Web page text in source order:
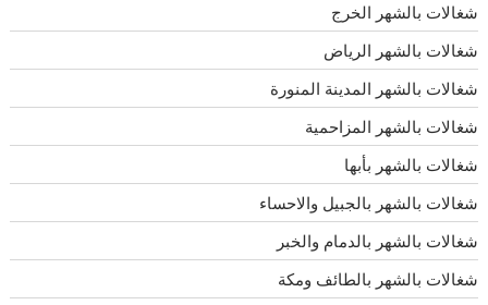
شغالات بالشهر الخرج
شغالات بالشهر الرياض
شغالات بالشهر المدينة المنورة
شغالات بالشهر المزاحمية
شغالات بالشهر بأبها
شغالات بالشهر بالجبيل والاحساء
شغالات بالشهر بالدمام والخبر
شغالات بالشهر بالطائف ومكة